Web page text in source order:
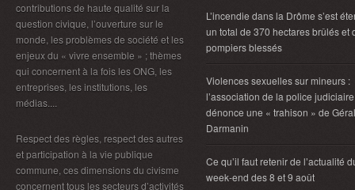
contributions de haute qualité sur la
question civique, l’ouverture sur le
monde, les problèmes de société et les
enjeux du « vivre ensemble » ; thèmes
qui concernent à la fois les ONG, les
entreprises, les institutions, les
médias....
Respect des règles, respect des autres
et participation à la vie publique
commune, ces dimensions du civisme
concernent tous les secteurs d’activités
L’incendie dans la Drôme s’est
un total de 370 hectares brûlés et
pompiers blessés
Violences sexuelles sur mineurs :
l’association de la police judiciaire
dénonce une « trahison » de
Darmanin
Ce qu’il faut retenir de l’actualité
week-end des 8 et 9 août